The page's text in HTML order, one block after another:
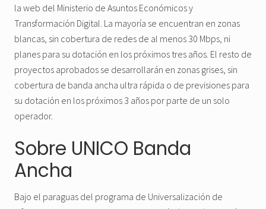
la web del Ministerio de Asuntos Económicos y
Transformación Digital. La mayoría se encuentran en zonas
blancas, sin cobertura de redes de al menos 30 Mbps, ni
planes para su dotación en los próximos tres años. El resto de
proyectos aprobados se desarrollarán en zonas grises, sin
cobertura de banda ancha ultra rápida o de previsiones para
su dotación en los próximos 3 años por parte de un solo
operador.
Sobre UNICO Banda
Ancha
Bajo el paraguas del programa de Universalización de